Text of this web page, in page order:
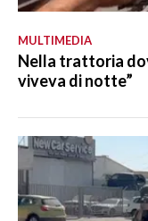
MULTIMEDIA
Nella trattoria
viveva di notte”